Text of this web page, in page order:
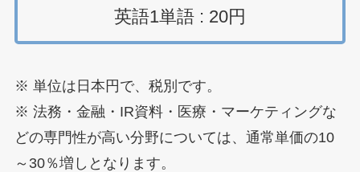
英語1単語 : 20円
※ 単位は日本円で、税別です。
※ 法務・金融・IR資料・医療・マーケティングな
どの専門性が高い分野については、通常単価の10
～30％増しとなります。